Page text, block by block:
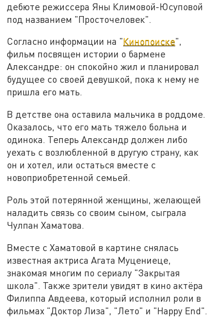
дебюте режиссера Яны Климовой-Юсуповой
под названием "Просточеловек".
Согласно информации на "Кинопоиске",
фильм посвящен истории о бармене
Александре: он спокойно жил и планировал
будущее со своей девушкой, пока к нему не
пришла его мать.
В детстве она оставила мальчика в роддоме.
Оказалось, что его мать тяжело больна и
одинока. Теперь Александр должен либо
уехать с возлюбленной в другую страну, как
он и хотел, или остаться вместе с
новоприобретенной семьей.
Роль этой потерянной женщины, желающей
наладить связь со своим сыном, сыграла
Чулпан Хаматова.
Вместе с Хаматовой в картине снялась
известная актриса Агата Муцениеце,
знакомая многим по сериалу "Закрытая
школа". Также зрители увидят в кино актёра
Филиппа Авдеева, который исполнил роли в
фильмах "Доктор Лиза", "Лето" и "Happy End".